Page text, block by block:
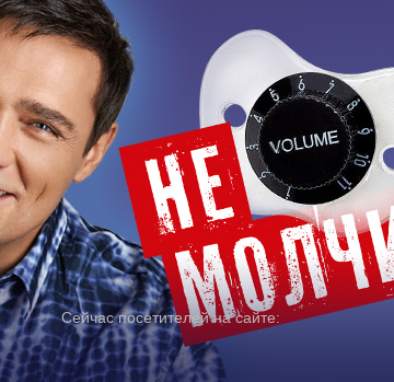
Сейчас посетителей на сайте: